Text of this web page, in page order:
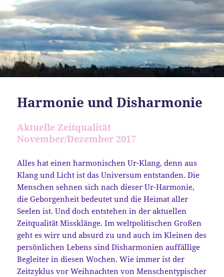
Harmonie und Disharmonie
Aktuelle Zeitqualität
November/Dezember 2017
Alles hat einen harmonischen Ur-Klang, denn aus
Klang und Licht ist das Universum entstanden. Die
Menschen sehnen sich nach dieser Ur-Harmonie,
die Geborgenheit bedeutet und die Heimat aller
Seelen ist. Und doch entstehen in der aktuellen
Zeitqualität Missklänge. Im weltpolitischen Großen
geht es wirr und absurd zu und auch im Kleinen des
persönlichen Lebens sind Disharmonien auffällige
Begleiter in diesen Wochen. Wie immer ist der
Zeitzyklus vor Weihnachten von Menschentypischer